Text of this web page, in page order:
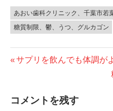
あおい歯科クリニック、千葉市若
糖質制限、鬱、うつ、グルカゴン
投
ナ
前
稿:
サプリを飲んでも体調が
コメントを残す